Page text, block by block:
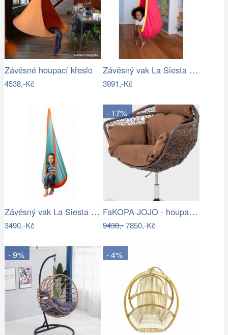
Závěsné houpací křeslo
4538,-Kč
Závěsný vak La Siesta JOKI - IN
3991,-Kč
Závěsný vak La Siesta JOKI Outdoor - IN
3490,-Kč
- 17%
FaKOPA JOJO - houpací křeslo z ratanu…
9430,-7850,-Kč
- 9% - 4%